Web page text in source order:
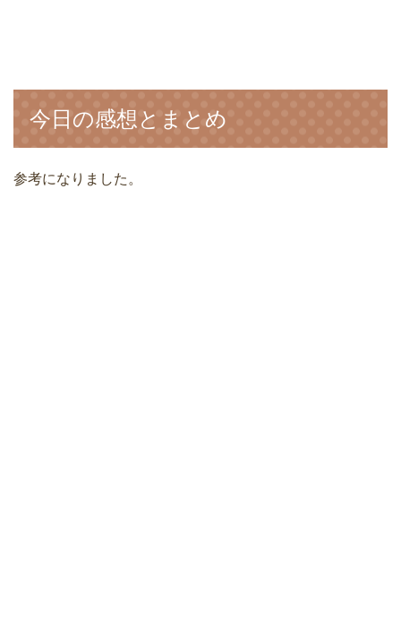
今日の感想とまとめ
参考になりました。